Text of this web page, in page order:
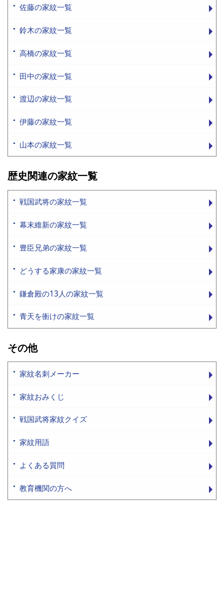
佐藤の家紋一覧
鈴木の家紋一覧
高橋の家紋一覧
田中の家紋一覧
渡辺の家紋一覧
伊藤の家紋一覧
山本の家紋一覧
歴史関連の家紋一覧
戦国武将の家紋一覧
幕末維新の家紋一覧
豊臣兄弟の家紋一覧
どうする家康の家紋一覧
鎌倉殿の13人の家紋一覧
青天を衝けの家紋一覧
その他
家紋名刺メーカー
家紋おみくじ
戦国武将家紋クイズ
家紋用語
よくある質問
教育機関の方へ